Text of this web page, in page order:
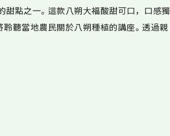
點之一。這款八朔大福酸甜可口，口感獨
聽當地農民關於八朔種植的講座。透過親